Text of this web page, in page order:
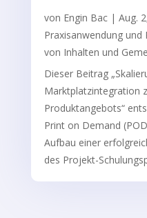
von Engin Bac| Aug.
Praxisanwendung und
von Inhalten und
Dieser Beitrag
Marktplatzintegration
Produktangebots“
Print on Demand
Aufbau einer
des Projekt-